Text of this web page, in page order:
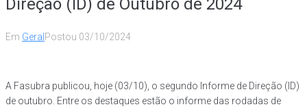
Direção (ID) de Outubro de 2024
Em Geral Postou 03/10/2024
A Fasubra publicou, hoje (03/10), o segundo Informe de Direção (ID)
de outubro. Entre os destaques estão o informe das rodadas de